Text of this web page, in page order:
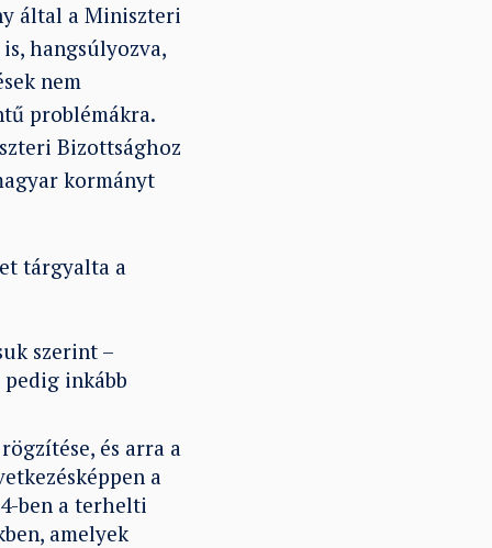
által a Miniszteri
hangsúlyozva,
nem
problémákra.
Bizottsághoz
kormányt
tárgyalta a
szerint –
inkább
és arra a
a
ben a terhelti
amelyek